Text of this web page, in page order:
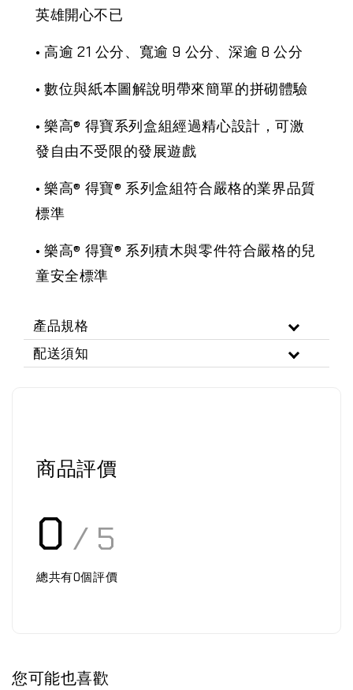
英雄開心不已
• 高逾 21 公分、寬逾 9 公分、深逾 8 公分
• 數位與紙本圖解說明帶來簡單的拼砌體驗
• 樂高® 得寶系列盒組經過精心設計，可激
發自由不受限的發展遊戲
• 樂高® 得寶® 系列盒組符合嚴格的業界品質
標準
• 樂高® 得寶® 系列積木與零件符合嚴格的兒
童安全標準
產品規格
配送須知
商品評價
0 / 5
總共有0個評價
您可能也喜歡